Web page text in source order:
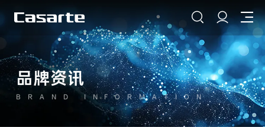
品牌资讯
BRAND INFORMATION